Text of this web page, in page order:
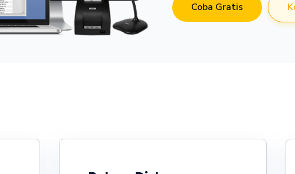
Coba Gratis